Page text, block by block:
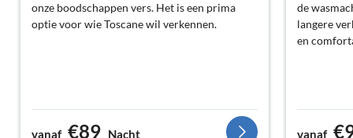
onze boodschappen vers. Het is een prima
optie voor wie Toscane wil verkennen.
vanaf €89 Nacht
de
langere
en
vanaf